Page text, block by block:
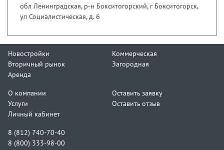
обл Ленинградская, р-н Бокситогорский, г Бокситогорск,
ул Социалистическая, д. 6
Новостройки
Вторичный рынок
Аренда
Коммерческая
Загородная
О компании
Услуги
Личный кабинет
Оставить заявку
Оставить отзыв
8 (812) 740-70-40
8 (800) 333-98-00